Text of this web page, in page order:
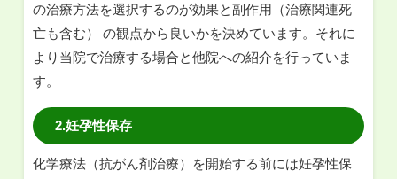
の治療方法を選択するのが効果と副作用（治療関連死
亡も含む） の観点から良いかを決めています。それに
より当院で治療する場合と他院への紹介を行っていま
す。
2.妊孕性保存
化学療法（抗がん剤治療）を開始する前には妊孕性保